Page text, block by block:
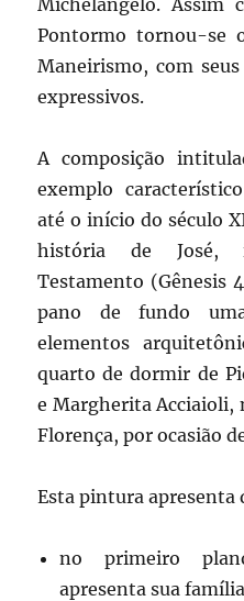
Pontormo tornou-se
Maneirismo, com
expressivos.
A composição
exemplo
até o início do século
história de José,
Testamento (Gênesis
pano de fundo
elementos
quarto de dormir de
e Margherita Acciaioli,
Florença, por ocasião
Esta pintura apresenta
no primeiro
apresenta sua